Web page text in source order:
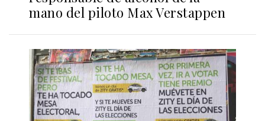
mano del piloto Max Verstappen